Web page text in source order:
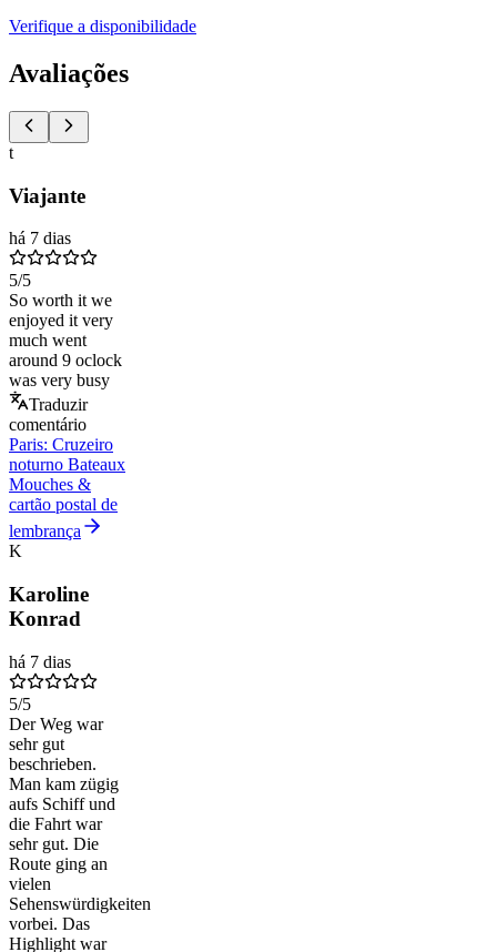
Verifique a disponibilidade
Avaliações
t
Viajante
há 7 dias
5/5
So worth it we
enjoyed it very
much went
around 9 oclock
was very busy
Traduzir
comentário
Paris: Cruzeiro
noturno Bateaux
Mouches &
cartão postal de
lembrança
K
Karoline
Konrad
há 7 dias
5/5
Der Weg war
sehr gut
beschrieben.
Man kam zügig
aufs Schiff und
die Fahrt war
sehr gut. Die
Route ging an
vielen
Sehenswürdigkeiten
vorbei. Das
Highlight war